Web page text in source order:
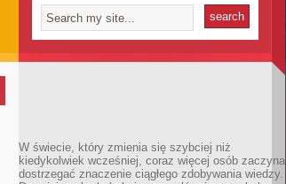
W świecie, który zmienia się szybciej niż
kiedykolwiek wcześniej, coraz więcej osób zaczyna
dostrzegać znaczenie ciągłego zdobywania wiedzy.